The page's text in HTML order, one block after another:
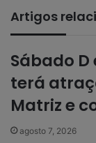
Artigos
Sábado D
terá
Matriz e
agosto 7, 2026